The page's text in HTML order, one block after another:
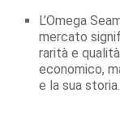
L’Omega
mercato
rarità e
economico,
e la sua storia.